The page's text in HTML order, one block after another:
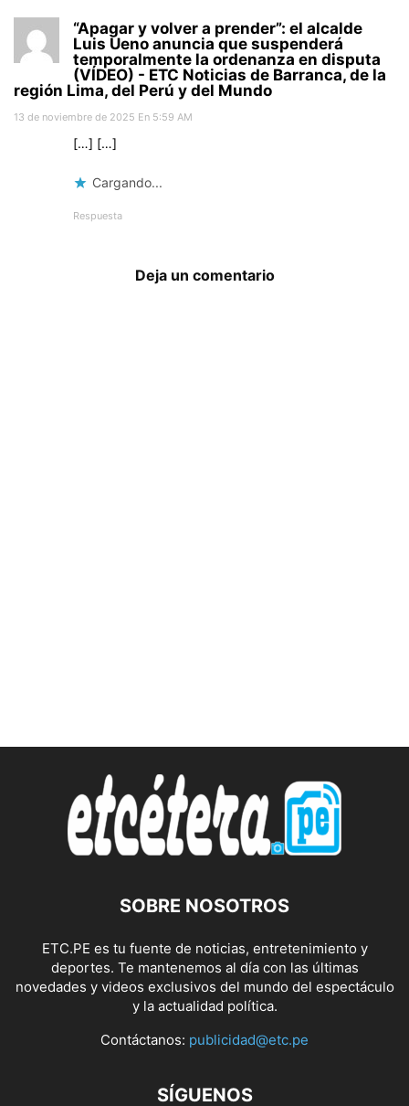
“Apagar y volver a prender”: el alcalde
Luis Ueno anuncia que suspenderá
temporalmente la ordenanza en disputa
(VÍDEO) - ETC Noticias de Barranca, de la
región Lima, del Perú y del Mundo
13 de noviembre de 2025 En 5:59 AM
[…] […]
Cargando...
Respuesta
Deja un comentario
SOBRE NOSOTROS
ETC.PE es tu fuente de noticias, entretenimiento y
deportes. Te mantenemos al día con las últimas
novedades y videos exclusivos del mundo del espectáculo
y la actualidad política.
Contáctanos: publicidad@etc.pe
SÍGUENOS